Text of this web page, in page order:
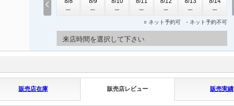
○ ネット予約可 - ネット予約不可
来店時間を選択して下さい
販売店在庫 販売店レビュー 販売実績